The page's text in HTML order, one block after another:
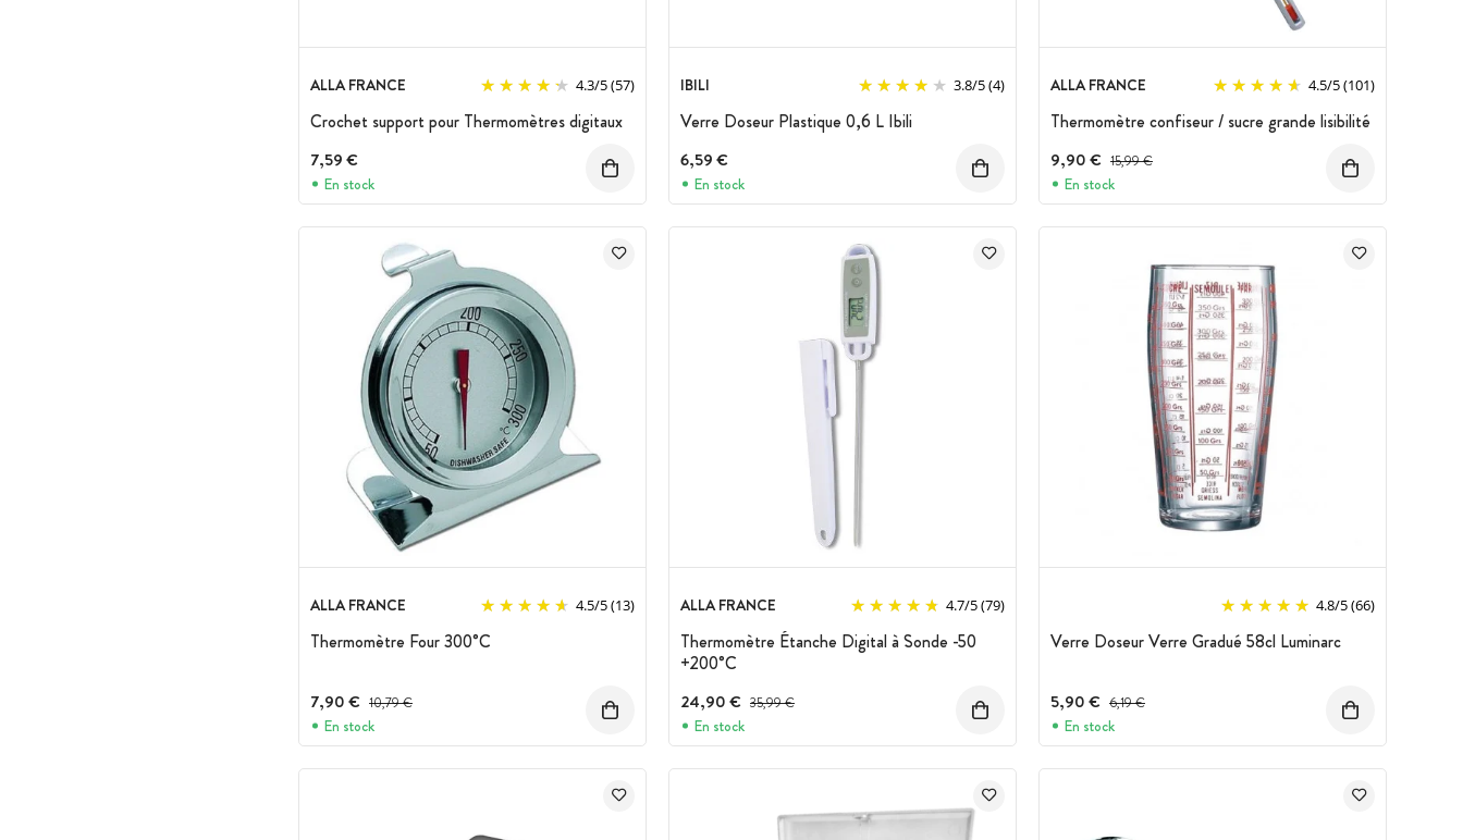
ALLA FRANCE 4.3/5(57)
Crochet support pour Thermomètres digitaux
7,59 €
En stock
IBILI 3.8/5(4)
Verre Doseur Plastique 0,6 L Ibili
6,59 €
En stock
ALLA FRANCE 4.5/5(101)
Thermomètre confiseur / sucre grande lisibilité
9,90 € Prix avant réduction :
15,99 €
En stock
ALLA FRANCE 4.5/5(13)
Thermomètre Four 300°C
7,90 € Prix avant réduction :
10,79 €
En stock
ALLA FRANCE 4.7/5(79)
Thermomètre Étanche Digital à Sonde -50
+200°C
24,90 € Prix avant réduction :
35,99 €
En stock
4.8/5(66)
Verre Doseur Verre Gradué 58cl Luminarc
5,90 € Prix avant réduction :
6,19 €
En stock